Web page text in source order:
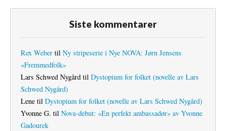
Siste kommentarer
Rex Weber til Ny stripeserie i Nye NOVA: Jørn Jensens
«Fremmedfolk»
Lars Schwed Nygård til Dystopium for folket (novelle av Lars
Schwed Nygård)
Lene til Dystopium for folket (novelle av Lars Schwed Nygård)
Yvonne G. til Nova-debut: «En perfekt ambassadør» av Yvonne
Gadourek